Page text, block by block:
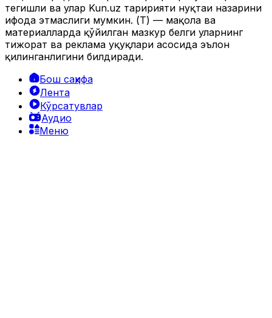
тегишли ва улар Kun.uz таҳририяти нуқтаи назарини
ифода этмаслиги мумкин. (Т) — мақола ва
материалларда қўйилган мазкур белги уларнинг
тижорат ва реклама ҳуқуқлари асосида эълон
қилинганлигини билдиради.
Бош саҳифа
Лента
Кўрсатувлар
Аудио
Меню